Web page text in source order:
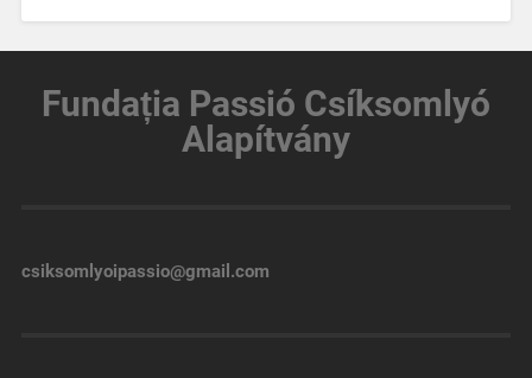
Fundația Passió Csíksomlyó
Alapítvány
csiksomlyoipassio@gmail.com